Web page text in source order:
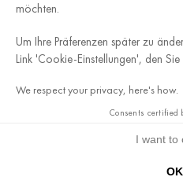
möchten.
Um Ihre Präferenzen später zu
Link 'Cookie-Einstellungen', den
We respect your privacy, here's how.
Consents certified
I want to